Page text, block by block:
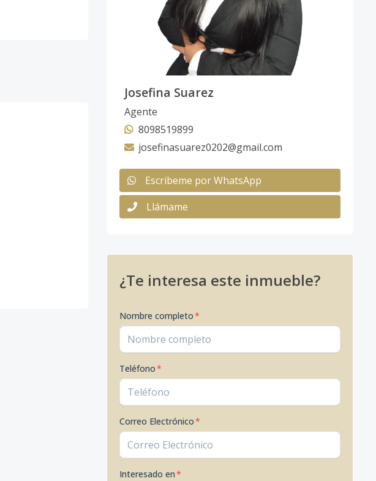
Josefina Suarez
Agente
8098519899
josefinasuarez0202@gmail.com
Escribeme por WhatsApp
Llámame
¿Te interesa este inmueble?
Nombre completo*
Teléfono*
Correo Electrónico*
Interesado en*